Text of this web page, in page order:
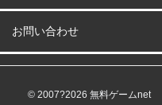
お問い合わせ
© 2007?2026 無料ゲームnet